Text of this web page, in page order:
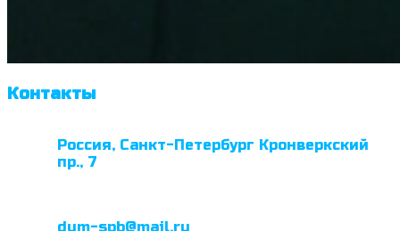
Контакты
Россия, Санкт-Петербург Кронверкский
пр., 7
dum-spb@mail.ru